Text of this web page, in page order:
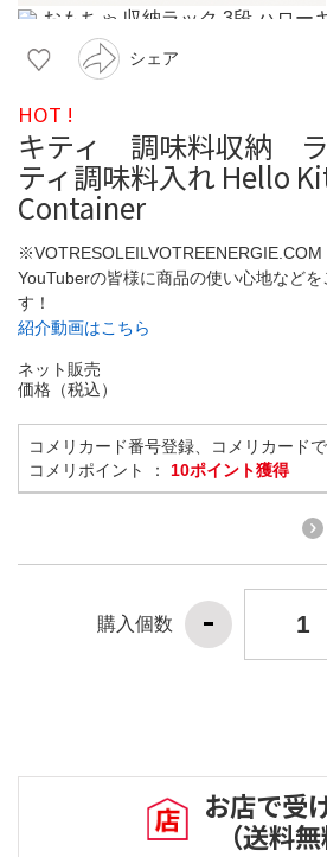
シェア
HOT !
キティ 調味料収納 ラ
ティ調味料入れ Hello
Container
※VOTRESOLEILVOTREENERGIE.COM
YouTuberの皆様に商品の使い心地など
す！
紹介動画はこちら
ネット販売
価格（税込）
コメリカード番号登録、コメリカード
コメリポイント ： 10ポイント獲得
購入個数
お店で受
（送料無